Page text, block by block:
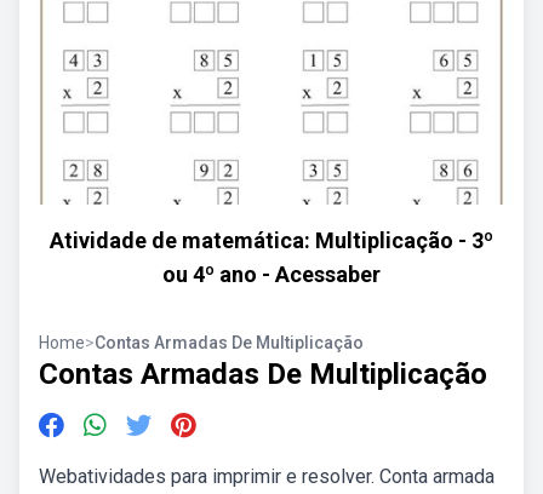
Atividade de matemática: Multiplicação - 3º
ou 4º ano - Acessaber
Home>Contas Armadas De Multiplicação
Contas Armadas De Multiplicação
Webatividades para imprimir e resolver. Conta armada